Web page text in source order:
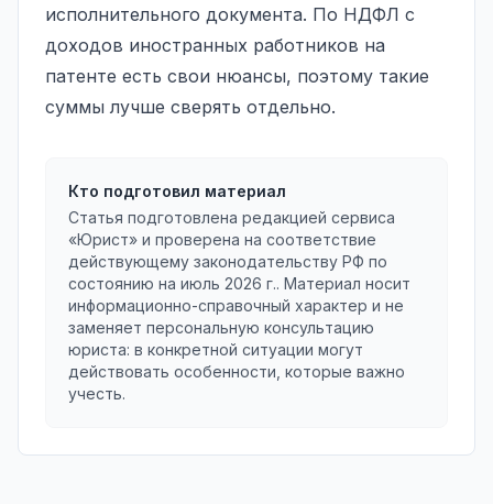
исполнительного документа. По НДФЛ с
доходов иностранных работников на
патенте есть свои нюансы, поэтому такие
суммы лучше сверять отдельно.
Кто подготовил материал
Статья подготовлена редакцией сервиса
«Юрист» и проверена на соответствие
действующему законодательству РФ по
состоянию на июль 2026 г.. Материал носит
информационно-справочный характер и не
заменяет персональную консультацию
юриста: в конкретной ситуации могут
действовать особенности, которые важно
учесть.